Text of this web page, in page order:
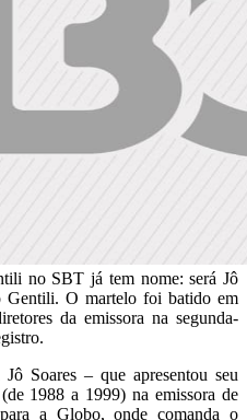
no SBT já tem nome: será Jô
Gentili. O martelo foi batido em
da emissora na segunda-
Soares – que apresentou seu
1988 a 1999) na emissora de
a Globo, onde comanda o